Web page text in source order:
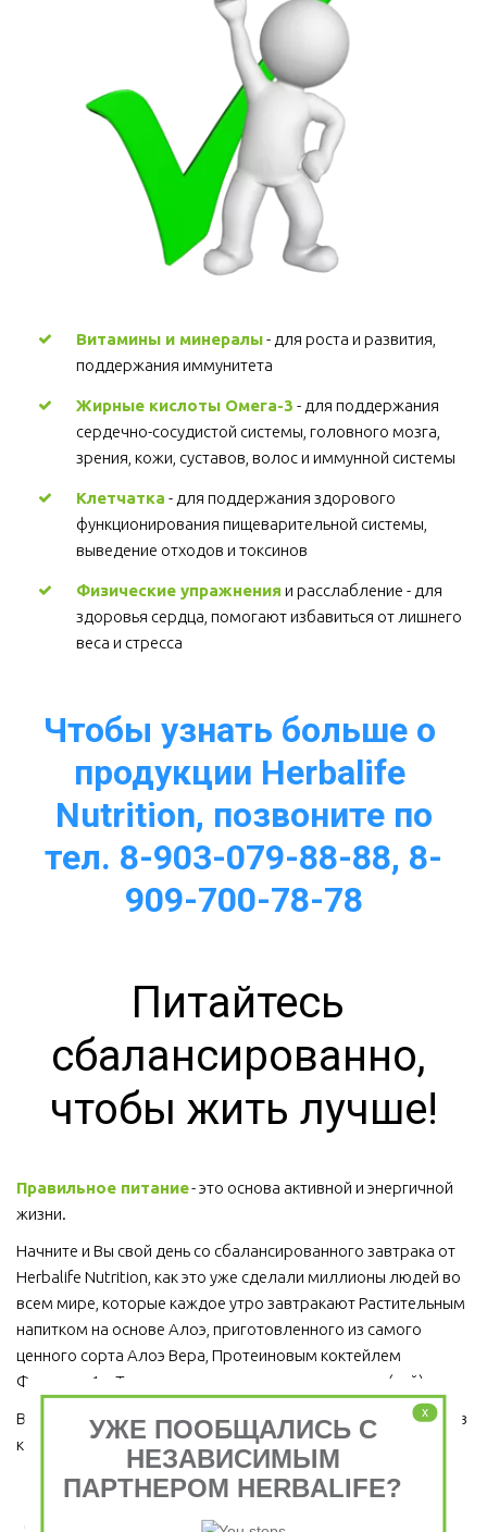
Витамины и минералы - для роста и развития,
поддержания иммунитета
Жирные кислоты Омега-3 - для поддержания
сердечно-сосудистой системы, головного мозга,
зрения, кожи, суставов, волос и иммунной системы
Клетчатка - для поддержания здорового
функционирования пищеварительной системы,
выведение отходов и токсинов
Физические упражнения и расслабление - для
здоровья сердца, помогают избавиться от лишнего
веса и стресса
Чтобы узнать больше о
продукции Herbalife
Nutrition, позвоните по
тел. 8-903-079-88-88, 8-
909-700-78-78
Питайтесь
сбалансированно,
чтобы жить лучше!
Правильное питание - это основа активной и энергичной
жизни.
Начните и Вы свой день со сбалансированного завтрака от
Herbalife Nutrition, как это уже сделали миллионы людей во
всем мире, которые каждое утро завтракают Растительным
напитком на основе Алоэ, приготовленного из самого
ценного сорта Алоэ Вера, Протеиновым коктейлем
Формула 1 и Травяным тонизирующим напитком (чай).
Ведь завтрак является важным приемом пищи, который ни в
коем случае пропускать нельзя!
Завтрак съешь сам, обед раздели с другом, ужин
x
УЖЕ ПООБЩАЛИСЬ С
НЕЗАВИСИМЫМ
ПАРТНЕРОМ HERBALIFE?